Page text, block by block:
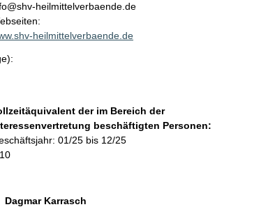
heilmittelverbaende.de
heilmittelverbaende.de
der im Bereich der
beschäftigten Personen:
01/25 bis 12/25
Dagmar Karrasch